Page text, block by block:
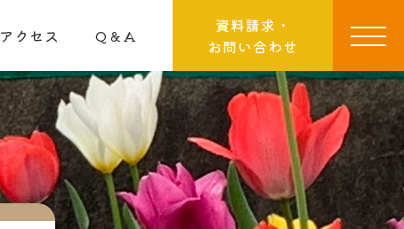
アクセス Q＆A
資料請求・
お問い合わせ